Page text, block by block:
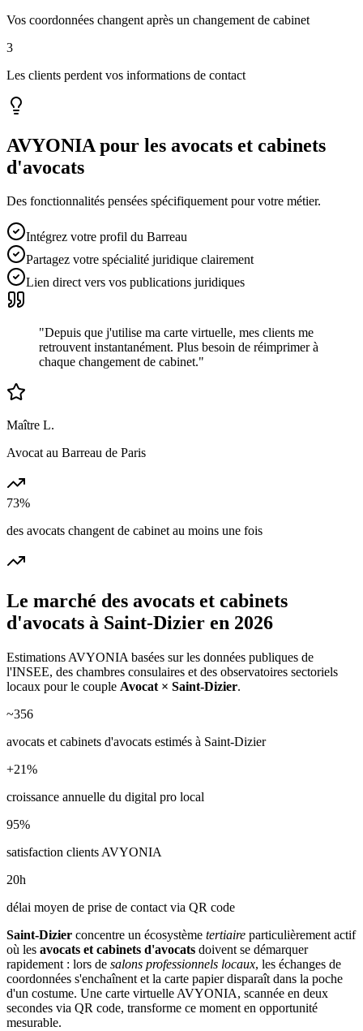
Vos coordonnées changent après un changement de cabinet
3
Les clients perdent vos informations de contact
AVYONIA pour les avocats et cabinets
d'avocats
Des fonctionnalités pensées spécifiquement pour votre métier.
Intégrez votre profil du Barreau
Partagez votre spécialité juridique clairement
Lien direct vers vos publications juridiques
"Depuis que j'utilise ma carte virtuelle, mes clients me
retrouvent instantanément. Plus besoin de réimprimer à
chaque changement de cabinet."
Maître L.
Avocat au Barreau de Paris
73%
des avocats changent de cabinet au moins une fois
Le marché des avocats et cabinets
d'avocats à Saint-Dizier en 2026
Estimations AVYONIA basées sur les données publiques de
l'INSEE, des chambres consulaires et des observatoires sectoriels
locaux pour le couple Avocat × Saint-Dizier.
~356
avocats et cabinets d'avocats estimés à Saint-Dizier
+21%
croissance annuelle du digital pro local
95%
satisfaction clients AVYONIA
20h
délai moyen de prise de contact via QR code
Saint-Dizier concentre un écosystème tertiaire particulièrement actif
où les avocats et cabinets d'avocats doivent se démarquer
rapidement : lors de salons professionnels locaux, les échanges de
coordonnées s'enchaînent et la carte papier disparaît dans la poche
d'un costume. Une carte virtuelle AVYONIA, scannée en deux
secondes via QR code, transforme ce moment en opportunité
mesurable.